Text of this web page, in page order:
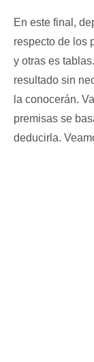
En este final,
respecto de los
y otras es
resultado sin
la conocerán.
premisas se
deducirla.